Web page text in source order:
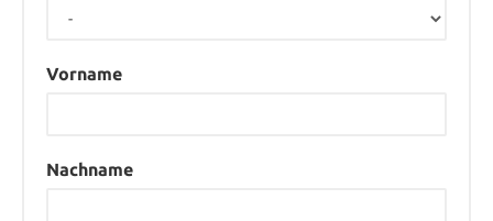
Vorname
Nachname